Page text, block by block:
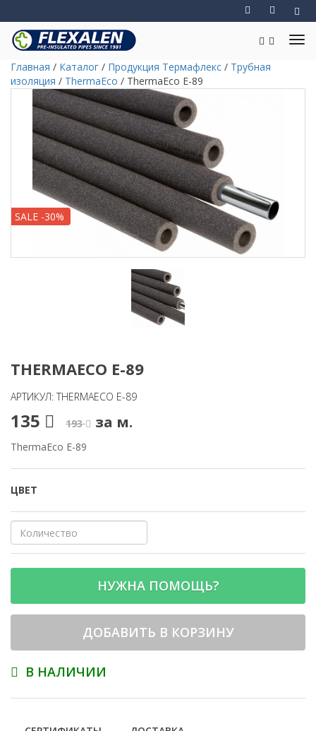
Главная / Каталог / Продукция Термафлекс / Трубная
изоляция / ThermaEco / ThermaEco E-89
SALE -30%
THERMAECO E-89
АРТИКУЛ: THERMAECO E-89
135 193 за м.
ThermaEco E-89
ЦВЕТ
НУЖНА ПОМОЩЬ?
ДОБАВИТЬ В КОРЗИНУ
В НАЛИЧИИ